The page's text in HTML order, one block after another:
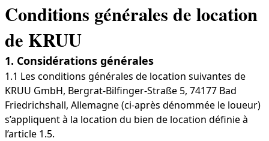
Conditions générales de location
de KRUU
1. Considérations générales
1.1 Les conditions générales de location suivantes de
KRUU GmbH, Bergrat-Bilfinger-Straße 5, 74177 Bad
Friedrichshall, Allemagne (ci-après dénommée le loueur)
s’appliquent à la location du bien de location définie à
l’article 1.5.